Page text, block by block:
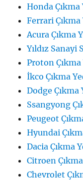
Honda
Ferrari
Acura Çıkma
Yıldız Sanayi
Proton
İkco Çıkma
Dodge
Ssangyong
Peugeot
Hyundai
Dacia Çıkma
Citroen
Chevrolet